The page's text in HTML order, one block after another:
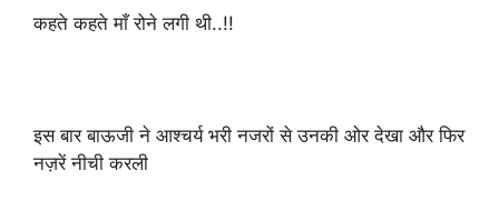
कहते कहते माँ रोने लगी थी..!!
इस बार बाऊजी ने आश्चर्य भरी नजरों से उनकी ओर देखा और फिर
नज़रें नीची करली